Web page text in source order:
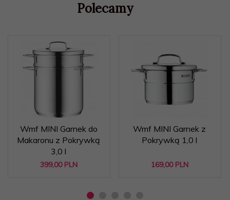
Polecamy
Wmf MINI Garnek do
Makaronu z Pokrywką
3,0 l
399,00 PLN
Wmf MINI Garnek z
Pokrywką 1,0 l
169,00 PLN